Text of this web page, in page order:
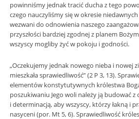
powinniśmy jednak tracić ducha z tego
czego nauczyliśmy się w okresie
wezwani do odnowienia naszego
przyszłości bardziej zgodnej z planem
wszyscy mogliby żyć w pokoju i godności.
„Oczekujemy jednak nowego nieba i nowej
mieszkała sprawiedliwość” (2 P 3, 13).
elementów konstytutywnych królestwa
poszukiwaniu Jego woli należy ją budować
i determinacją, aby wszyscy, którzy łakną i
nasyceni (por. Mt 5, 6). Sprawiedliwość